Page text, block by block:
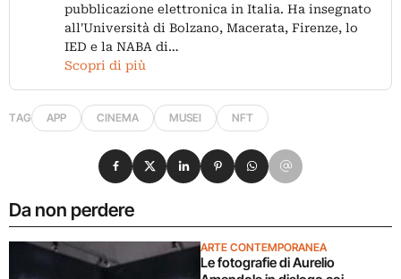
pubblicazione elettronica in Italia. Ha insegnato
all'Università di Bolzano, Macerata, Firenze, lo
IED e la NABA di…
Scopri di più
TAG APP CINEMA MUSEI NFT
Da non perdere
ARTE CONTEMPORANEA
Le fotografie di Aurelio
Condividi su Facebook
Condividi su X
Condividi su LinkedIn
Condividi su Pinterest
Condividi su WhatsApp
Condividi su Email